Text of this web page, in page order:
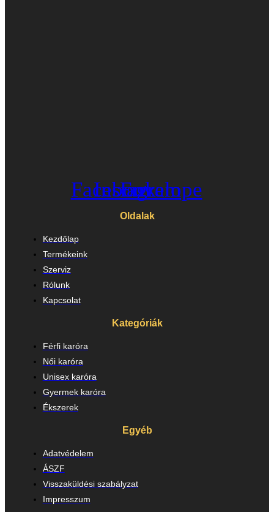
Facebook
Instagram
Envelope
Oldalak
Kezdőlap
Termékeink
Szerviz
Rólunk
Kapcsolat
Kategóriák
Férfi karóra
Női karóra
Unisex karóra
Gyermek karóra
Ékszerek
Egyéb
Adatvédelem
ÁSZF
Visszaküldési szabályzat
Impresszum